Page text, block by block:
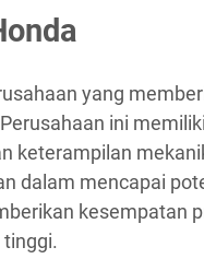
yang
ini
keterampilan
dalam mencapai
kesempatan